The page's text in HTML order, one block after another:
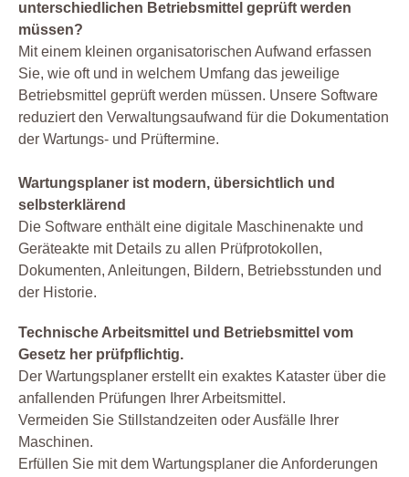
unterschiedlichen Betriebsmittel geprüft werden
müssen?
Mit einem kleinen organisatorischen Aufwand erfassen
Sie, wie oft und in welchem Umfang das jeweilige
Betriebsmittel geprüft werden müssen. Unsere Software
reduziert den Verwaltungsaufwand für die Dokumentation
der Wartungs- und Prüftermine.
Wartungsplaner ist modern, übersichtlich und
selbsterklärend
Die Software enthält eine digitale Maschinenakte und
Geräteakte mit Details zu allen Prüfprotokollen,
Dokumenten, Anleitungen, Bildern, Betriebsstunden und
der Historie.
Technische Arbeitsmittel und Betriebsmittel vom
Gesetz her prüfpflichtig.
Der Wartungsplaner erstellt ein exaktes Kataster über die
anfallenden Prüfungen Ihrer Arbeitsmittel.
Vermeiden Sie Stillstandzeiten oder Ausfälle Ihrer
Maschinen.
Erfüllen Sie mit dem Wartungsplaner die Anforderungen